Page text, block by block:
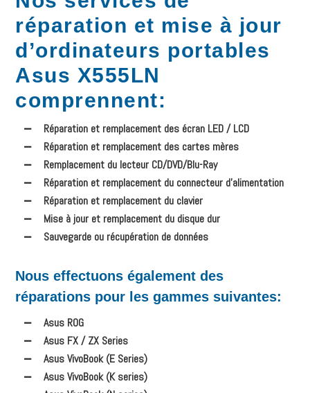
réparation et mise à jour
d’ordinateurs portables
Asus X555LN
comprennent:
Réparation et remplacement des écran LED / LCD
Réparation et remplacement des cartes mères
Remplacement du lecteur CD/DVD/Blu-Ray
Réparation et remplacement du connecteur d’alimentation
Réparation et remplacement du clavier
Mise à jour et remplacement du disque dur
Sauvegarde ou récupération de données
Nous effectuons également des
réparations pour les gammes suivantes:
Asus ROG
Asus FX / ZX Series
Asus VivoBook (E Series)
Asus VivoBook (K series)